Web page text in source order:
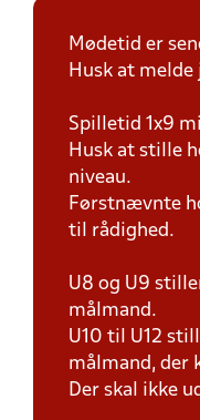
Mødetid er
Husk at
Spilletid 1x9
Husk at stille
niveau.
Førstnævnte
til rådighed.
U8 og U9
målmand.
U10 til U12
målmand, der
Der skal ikke